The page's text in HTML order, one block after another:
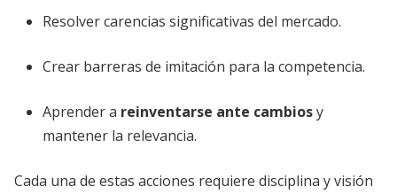
Resolver carencias significativas del mercado.
Crear barreras de imitación para la competencia.
Aprender a reinventarse ante cambiosy
mantener la relevancia.
Cada una de estas acciones requiere disciplina y visión